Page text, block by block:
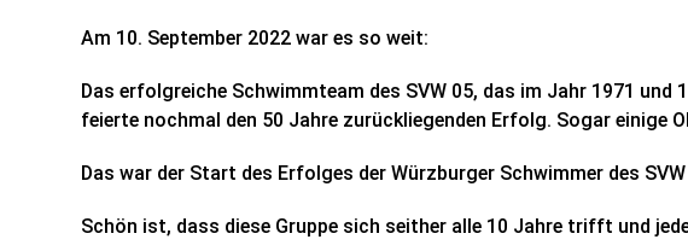
Am 10. September 2022 war es so weit:
Das erfolgreiche Schwimmteam des SVW 05, das im Jahr 1971
feierte nochmal den 50 Jahre zurückliegenden Erfolg. Sogar einige
Das war der Start des Erfolges der Würzburger Schwimmer des SVW
Schön ist, dass diese Gruppe sich seither alle 10 Jahre trifft und